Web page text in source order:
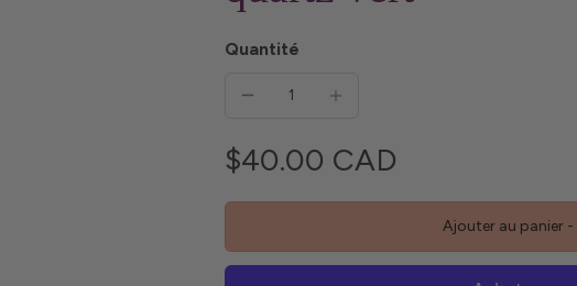
Quantité
$40.00 CAD
Ajouter au panier -